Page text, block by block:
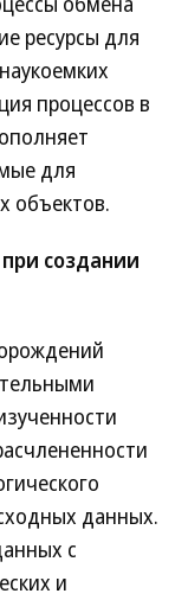
ресурсы для
процессов в
для
объектов.
создании
данных.
с
и